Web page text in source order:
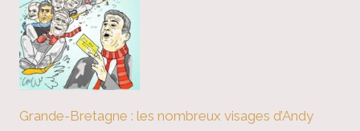
Grande-Bretagne : les nombreux visages d’Andy